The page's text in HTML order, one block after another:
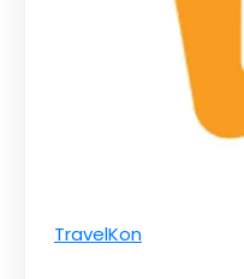
TravelKon